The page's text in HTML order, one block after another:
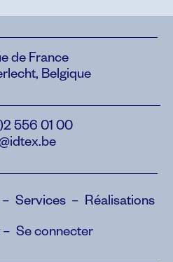
de France
Belgique
556 01 00
Services – Réalisations
– Se connecter